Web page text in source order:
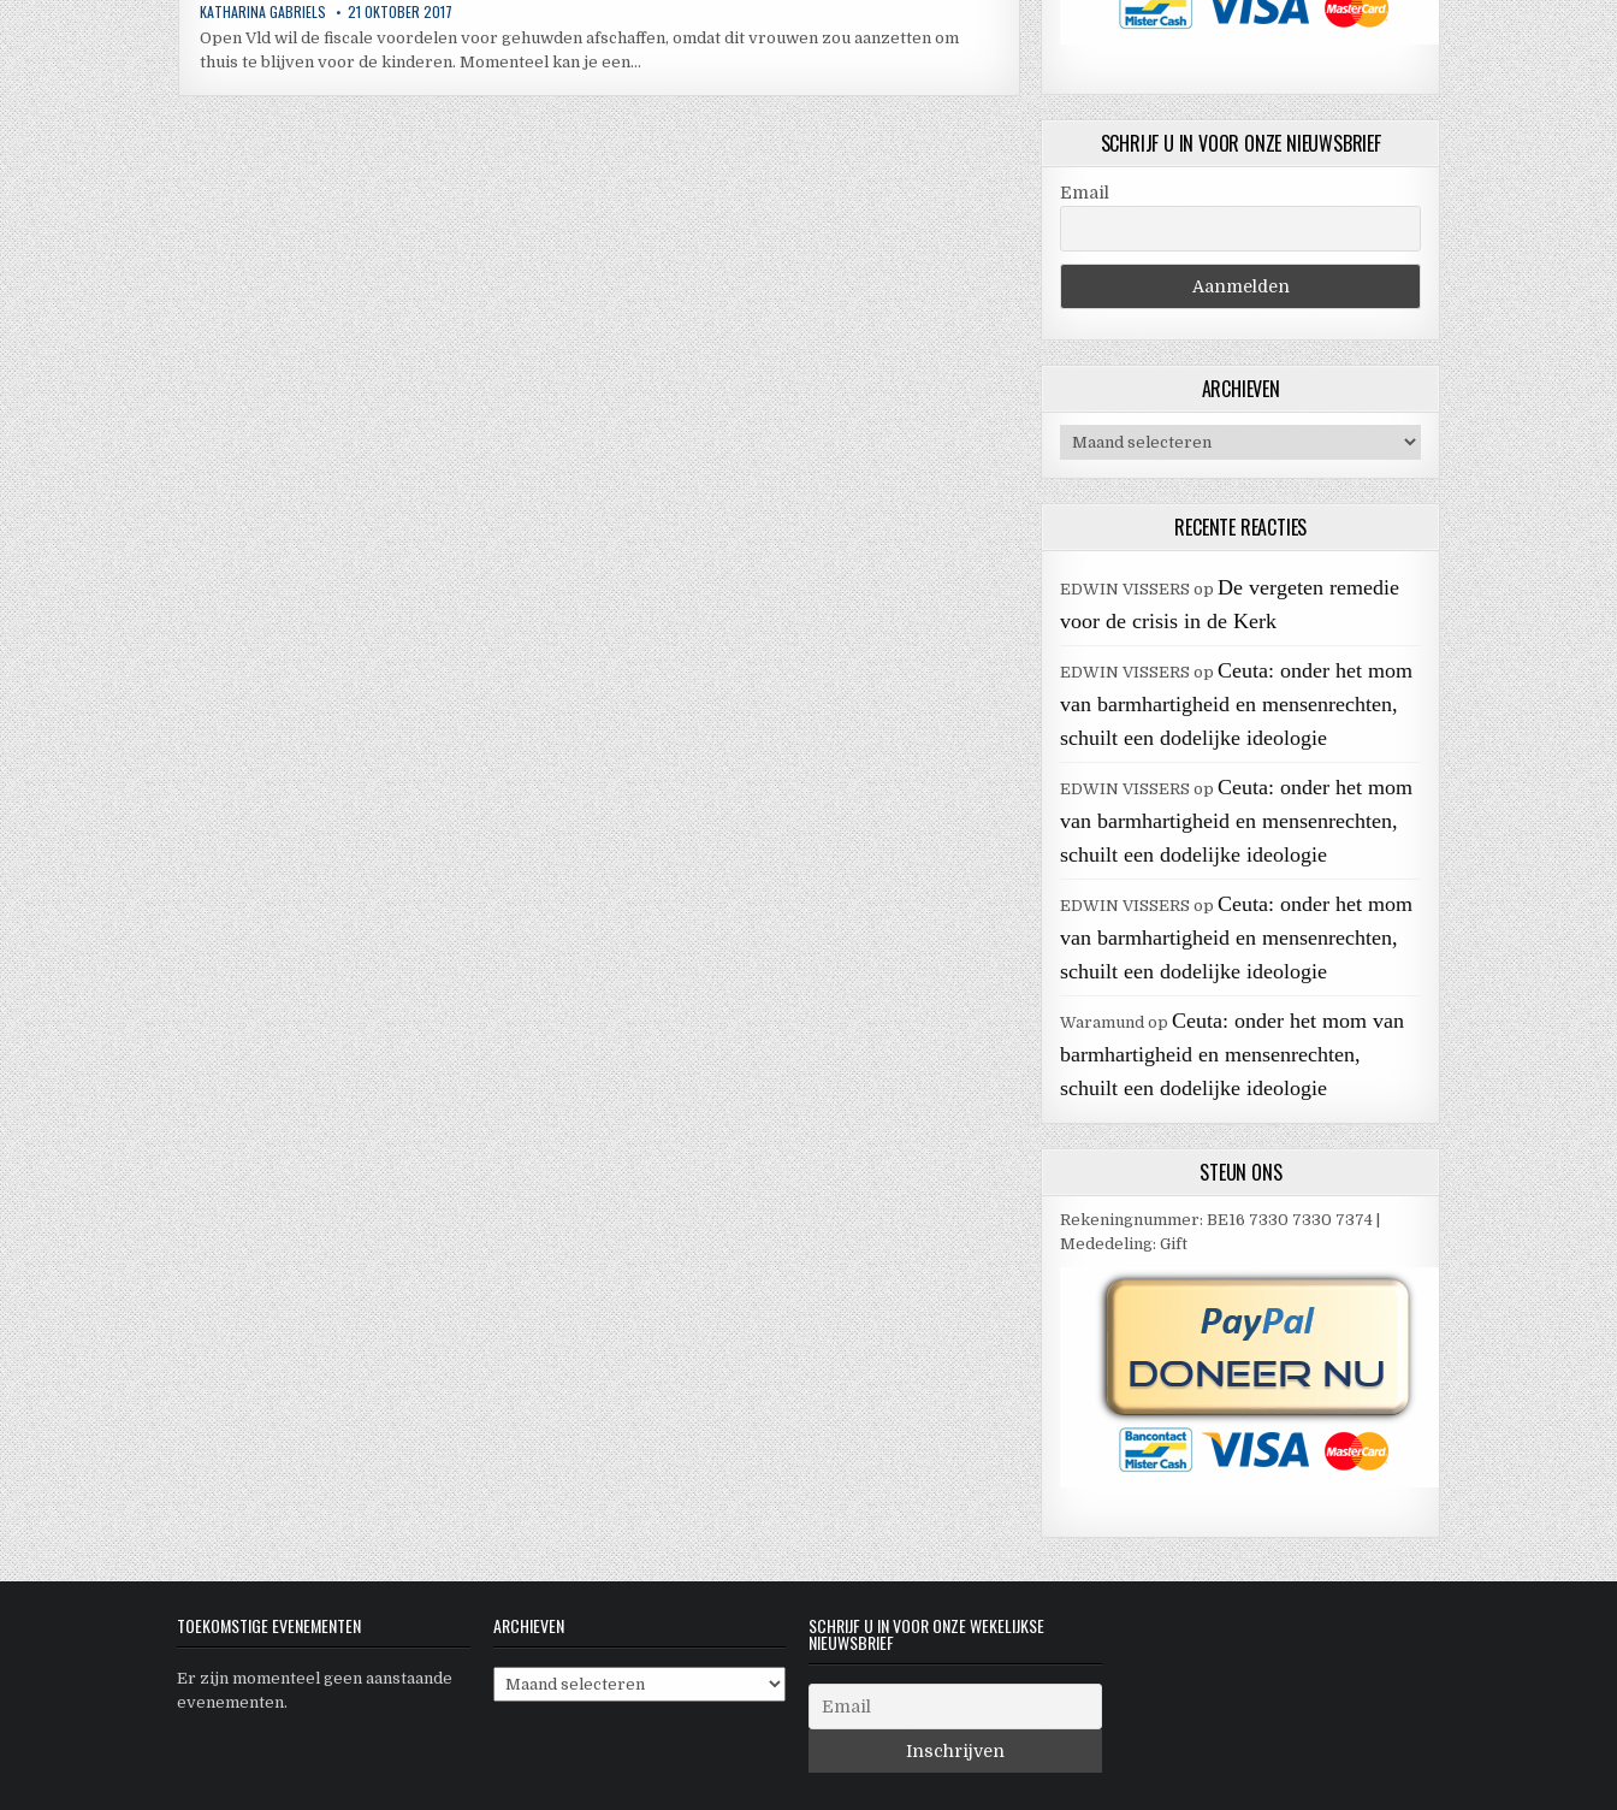
KATHARINA GABRIELS 21 OKTOBER 2017
Open Vld wil de fiscale voordelen voor gehuwden afschaffen, omdat dit vrouwen zou aanzetten om
thuis te blijven voor de kinderen. Momenteel kan je een…
SCHRIJF U IN VOOR ONZE NIEUWSBRIEF
Email
ARCHIEVEN
Archieven
RECENTE REACTIES
EDWIN VISSERS opDe vergeten remedie
voor de crisis in de Kerk
EDWIN VISSERS opCeuta: onder het mom
van barmhartigheid en mensenrechten,
schuilt een dodelijke ideologie
EDWIN VISSERS opCeuta: onder het mom
van barmhartigheid en mensenrechten,
schuilt een dodelijke ideologie
EDWIN VISSERS opCeuta: onder het mom
van barmhartigheid en mensenrechten,
schuilt een dodelijke ideologie
Waramund opCeuta: onder het mom van
barmhartigheid en mensenrechten,
schuilt een dodelijke ideologie
STEUN ONS
Rekeningnummer: BE16 7330 7330 7374 |
Mededeling: Gift
TOEKOMSTIGE EVENEMENTEN
Er zijn momenteel geen aanstaande
evenementen.
ARCHIEVEN
Archieven
SCHRIJF U IN VOOR ONZE WEKELIJKSE
NIEUWSBRIEF